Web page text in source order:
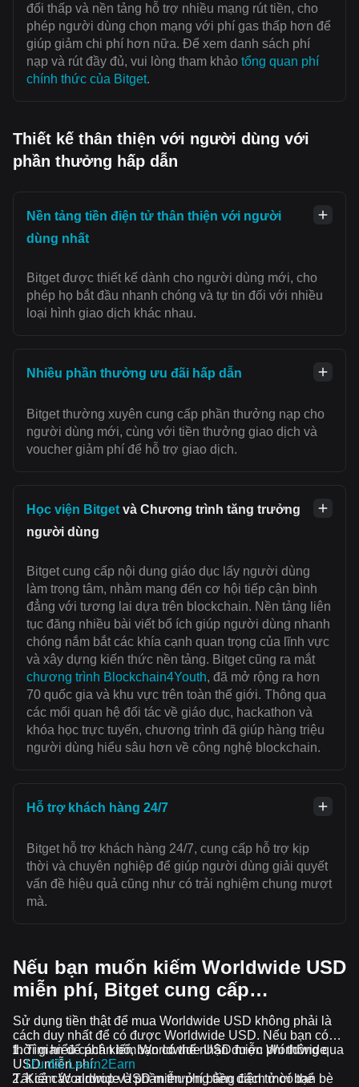
đối thấp và nền tảng hỗ trợ nhiều mạng rút tiền, cho
phép người dùng chọn mạng với ‌phí gas thấp hơn để
giúp giảm chi phí hơn nữa. Để xem danh sách phí
nạp và rút đầy đủ, vui lòng tham khảo tổng quan phí
chính thức của Bitget.
Thiết kế thân thiện với người dùng với
phần thưởng hấp dẫn
Nền tảng tiền điện tử thân thiện với người
dùng nhất
Bitget được thiết kế dành cho người dùng mới, cho
phép họ bắt đầu nhanh chóng và tự tin đối với nhiều
loại hình giao dịch khác nhau.
Nhiều phần thưởng ưu đãi hấp dẫn
Bitget thường xuyên cung cấp phần thưởng nạp cho
người dùng mới, cùng với tiền thưởng giao dịch và
voucher giảm phí để hỗ trợ giao dịch.
Học viện Bitget và Chương trình tăng trưởng
người dùng
Bitget cung cấp nội dung giáo dục lấy người dùng
làm trọng tâm, nhằm mang đến cơ hội tiếp cận bình
đẳng với tương lai dựa trên blockchain. Nền tảng liên
tục đăng nhiều bài viết bổ ích giúp người dùng nhanh
chóng nắm bắt các khía cạnh quan trọng của lĩnh vực
và xây dựng kiến thức nền tảng. Bitget cũng ra mắt
chương trình Blockchain4Youth, đã mở rộng ra hơn
70 quốc gia và khu vực trên toàn thế giới. Thông qua
các mối quan hệ đối tác về giáo dục, hackathon và
khóa học trực tuyến, chương trình đã giúp hàng triệu
người dùng hiểu sâu hơn về công nghệ blockchain.
Hỗ trợ khách hàng 24/7
Bitget hỗ trợ khách hàng 24/7, cung cấp hỗ trợ kịp
thời và chuyên nghiệp để giúp người dùng giải quyết
vấn đề hiệu quả cũng như có trải nghiệm chung mượt
mà.
Nếu bạn muốn kiếm Worldwide USD
miễn phí, Bitget cung cấp…
Sử dụng tiền thật để mua Worldwide USD không phải là
cách duy nhất để có được Worldwide USD. Nếu bạn có
thời gian để phân bổ, bạn có thể nhận được Worldwide
USD miễn phí.
Tìm hiểu cách kiếm Worldwide USD miễn phí thông qua
Ưu đãi Learn2Earn
Kiếm Worldwide USD miễn phí bằng cách mời bạn bè
Tất cả các airdrop và phần thưởng tiền điện tử có thể